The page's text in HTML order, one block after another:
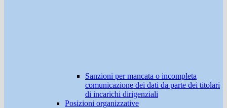
Sanzioni per mancata o incompleta
comunicazione dei dati da parte dei titolari
di incarichi dirigenziali
Posizioni organizzative